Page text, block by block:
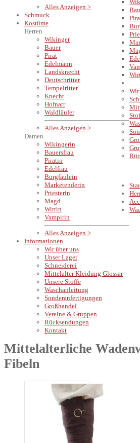
Alles Anzeigen >
Schmuck
Kostüme
Herren
Wikinger
Bauer
Pirat
Edelmann
Landsknecht
Deutschritter
Tempelritter
Knecht
Hofnarr
Waldläufer
Alles Anzeigen >
Damen
Wikingerin
Bauersfrau
Piratin
Edelfrau
Burgfäulein
Marketenderin
Priesterin
Magd
Wirtin
Vampirin
Alles Anzeigen >
Informationen
Wir über uns
Unser Lager
Schneiderei
Mittelalter Kleidung Glossar
Unsere Stoffe
Waschanleitung
Sonderanfertigungen
Großhandel
Vereine & Gruppen
Rücksendungen
Kontakt
Wir
Mittelalterliche
Fibeln